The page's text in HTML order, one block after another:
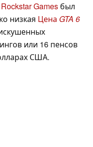
Rockstar Games был
низкая Цена GTA 6
или 16 пенсов
США.